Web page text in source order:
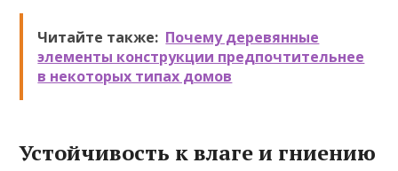
Читайте также: Почему деревянные
элементы конструкции предпочтительнее
в некоторых типах домов
Устойчивость к влаге и гниению